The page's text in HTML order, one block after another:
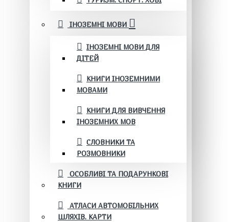
ІНОЗЕМНІ МОВИ
ІНОЗЕМНІ МОВИ ДЛЯ
ДІТЕЙ
КНИГИ ІНОЗЕМНИМИ
МОВАМИ
КНИГИ ДЛЯ ВИВЧЕННЯ
ІНОЗЕМНИХ МОВ
СЛОВНИКИ ТА
РОЗМОВНИКИ
ОСОБЛИВІ ТА ПОДАРУНКОВІ
КНИГИ
АТЛАСИ АВТОМОБІЛЬНИХ
ШЛЯХІВ. КАРТИ